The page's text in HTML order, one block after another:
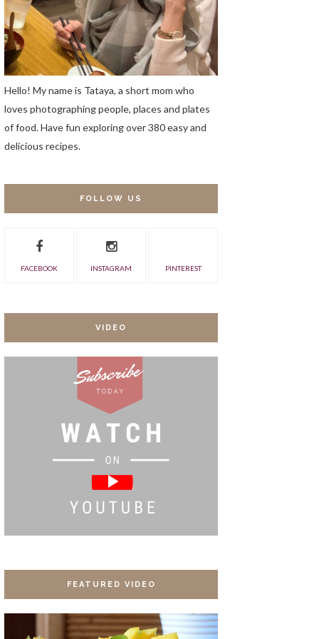
Hello! My name is Tataya, a short mom who
loves photographing people, places and plates
of food. Have fun exploring over 380 easy and
delicious recipes.
FOLLOW US
FACEBOOK INSTAGRAM PINTEREST
VIDEO
FEATURED VIDEO